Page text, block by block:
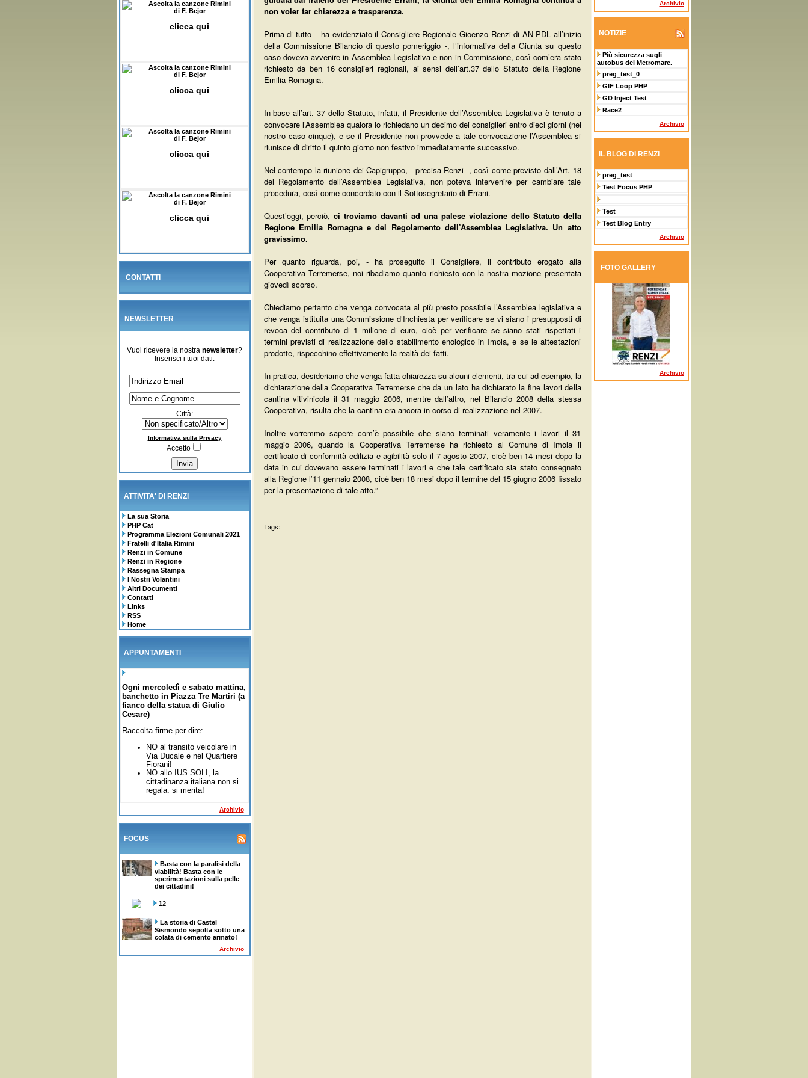
Ascolta la canzone Rimini
di F. Bejor
clicca qui
Ascolta la canzone Rimini
di F. Bejor
clicca qui
Ascolta la canzone Rimini
di F. Bejor
clicca qui
Ascolta la canzone Rimini
di F. Bejor
clicca qui
CONTATTI
NEWSLETTER
Vuoi ricevere la nostra newsletter?
Inserisci i tuoi dati:
Città:
Informativa sulla Privacy
Accetto
ATTIVITA' DI RENZI
La sua Storia
PHP Cat
Programma Elezioni Comunali 2021
Fratelli d'Italia Rimini
Renzi in Comune
Renzi in Regione
Rassegna Stampa
I Nostri Volantini
Altri Documenti
Contatti
Links
RSS
Home
APPUNTAMENTI
Ogni mercoledì e sabato mattina,
banchetto in Piazza Tre Martiri (a
fianco della statua di Giulio
Cesare)
Raccolta firme per dire:
NO al transito veicolare in
Via Ducale e nel Quartiere
Fiorani!
NO allo IUS SOLI, la
cittadinanza italiana non si
regala: si merita!
Archivio
FOCUS
Basta con la paralisi della
viabilità! Basta con le
sperimentazioni sulla pelle
dei cittadini!
12
La storia di Castel
Sismondo sepolta sotto una
colata di cemento armato!
Archivio
non voler far chiarezza e trasparenza.
Prima di tutto – ha evidenziato il Consigliere Regionale Gioenzo Renzi di AN-PDL all’inizio
della Commissione Bilancio di questo pomeriggio -, l’informativa della Giunta su questo
caso doveva avvenire in Assemblea Legislativa e non in Commissione, così com’era stato
richiesto da ben 16 consiglieri regionali, ai sensi dell’art.37 dello Statuto della Regione
Emilia Romagna.
In base all’art. 37 dello Statuto, infatti, il Presidente dell’Assemblea Legislativa è tenuto a
convocare l’Assemblea qualora lo richiedano un decimo dei consiglieri entro dieci giorni (nel
nostro caso cinque), e se il Presidente non provvede a tale convocazione l’Assemblea si
riunisce di diritto il quinto giorno non festivo immediatamente successivo.
Nel contempo la riunione dei Capigruppo, - precisa Renzi -, così come previsto dall’Art. 18
del Regolamento dell’Assemblea Legislativa, non poteva intervenire per cambiare tale
procedura, così come concordato con il Sottosegretario di Errani.
Quest’oggi, perciò,ci troviamo davanti ad una palese violazione dello Statuto della
Regione Emilia Romagna e del Regolamento dell’Assemblea Legislativa. Un atto
gravissimo.
Per quanto riguarda, poi, - ha proseguito il Consigliere, il contributo erogato alla
Cooperativa Terremerse, noi ribadiamo quanto richiesto con la nostra mozione presentata
giovedì scorso.
Chiediamo pertanto che venga convocata al più presto possibile l’Assemblea legislativa e
che venga istituita una Commissione d’Inchiesta per verificare se vi siano i presupposti di
revoca del contributo di 1 milione di euro, cioè per verificare se siano stati rispettati i
termini previsti di realizzazione dello stabilimento enologico in Imola, e se le attestazioni
prodotte, rispecchino effettivamente la realtà dei fatti.
In pratica, desideriamo che venga fatta chiarezza su alcuni elementi, tra cui ad esempio, la
dichiarazione della Cooperativa Terremerse che da un lato ha dichiarato la fine lavori della
cantina vitivinicola il 31 maggio 2006, mentre dall’altro, nel Bilancio 2008 della stessa
Cooperativa, risulta che la cantina era ancora in corso di realizzazione nel 2007.
Inoltre vorremmo sapere com’è possibile che siano terminati veramente i lavori il 31
maggio 2006, quando la Cooperativa Terremerse ha richiesto al Comune di Imola il
certificato di conformità edilizia e agibilità solo il 7 agosto 2007, cioè ben 14 mesi dopo la
data in cui dovevano essere terminati i lavori e che tale certificato sia stato consegnato
alla Regione l’11 gennaio 2008, cioè ben 18 mesi dopo il termine del 15 giugno 2006 fissato
per la presentazione di tale atto.”
Tags:
Archivio
NOTIZIE
Più sicurezza sugli
autobus del Metromare.
preg_test_0
GIF Loop PHP
GD Inject Test
Race2
Archivio
IL BLOG DI RENZI
preg_test
Test Focus PHP
Test
Test Blog Entry
Archivio
FOTO GALLERY
Archivio